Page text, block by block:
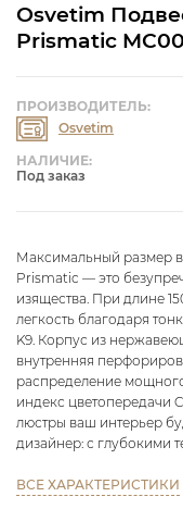
Osvetim
Prismatic
НАЛИЧИЕ:
Под заказ
ПРОИЗВОДИТЕЛЬ:
Osvetim
Максимальный размер
Prismatic — это
изящества. При длине
легкость благодаря
K9. Корпус из
внутренняя
распределение
индекс цветопередачи
люстры ваш интерьер
дизайнер: с глубокими
ВСЕ ХАРАКТЕРИСТИКИ